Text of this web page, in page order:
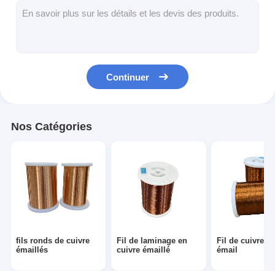
Fil recouvert de soie
Continuer
Nos Catégories
fils ronds de cuivre
émaillés
Fil de laminage en
cuivre émaillé
Fil de cuivre
émail